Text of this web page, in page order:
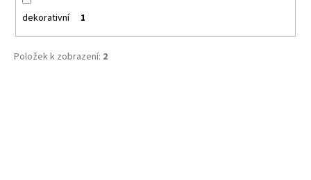
dekorativní 1
Položek k zobrazení: 2